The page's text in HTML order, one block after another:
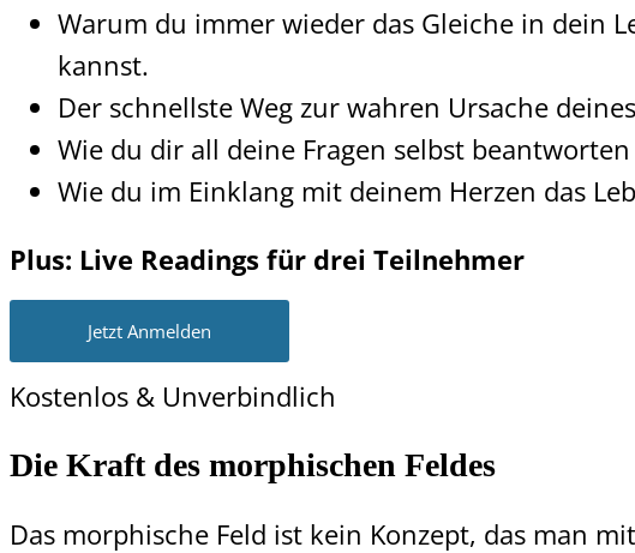
Warum du immer wieder das Gleiche in dein
kannst.
Der schnellste Weg zur wahren Ursache
Wie du dir all deine Fragen selbst
Wie du im Einklang mit deinem Herzen das
Plus: Live Readings für drei Teilnehmer
Jetzt Anmelden
Kostenlos & Unverbindlich
Die Kraft des morphischen Feldes
Das morphische Feld ist kein Konzept, das man